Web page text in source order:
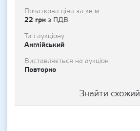
Початкова ціна за кв.м
22 грн з ПДВ
Тип аукціону
Англійський
Виставляється на аукціон
Повторно
Знайти схожий